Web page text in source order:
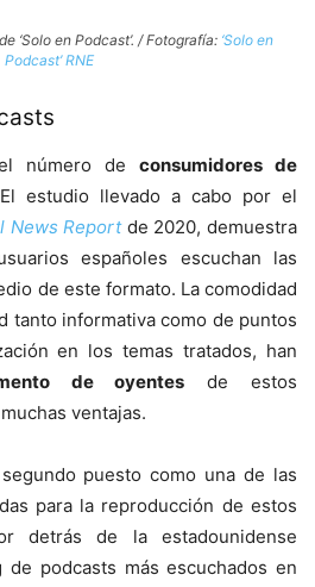
‘Solo en Podcast’. / Fotografía: ‘Solo en
Podcast’ RNE
número de consumidores de
estudio llevado a cabo por el
News Reportde 2020, demuestra
españoles escuchan las
de este formato. La comodidad
tanto informativa como de puntos
en los temas tratados, han
de oyentes de estos
ventajas.
puesto como una de las
para la reproducción de estos
detrás de la estadounidense
de podcasts más escuchados en